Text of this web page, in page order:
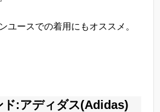
ユースでの着用にもオススメ。
ド:アディダス(Adidas)